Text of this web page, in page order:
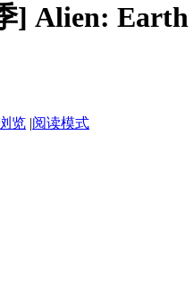
] Alien: Earth
览 |阅读模式